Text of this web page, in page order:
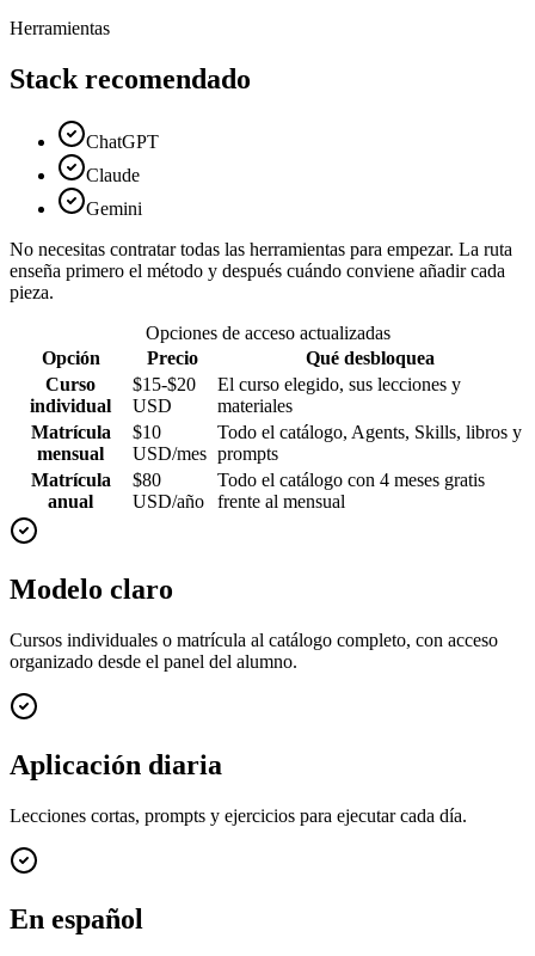
Herramientas
Stack recomendado
ChatGPT
Claude
Gemini
No necesitas contratar todas las herramientas para empezar. La ruta
enseña primero el método y después cuándo conviene añadir cada
pieza.
Opciones de acceso actualizadas
Opción
Precio
Qué desbloquea
Curso
individual
$15-$20
USD
El curso elegido, sus lecciones y
materiales
Matrícula
mensual
$10
USD/mes
Todo el catálogo, Agents, Skills, libros y
prompts
Matrícula
anual
$80
USD/año
Todo el catálogo con 4 meses gratis
frente al mensual
Modelo claro
Cursos individuales o matrícula al catálogo completo, con acceso
organizado desde el panel del alumno.
Aplicación diaria
Lecciones cortas, prompts y ejercicios para ejecutar cada día.
En español